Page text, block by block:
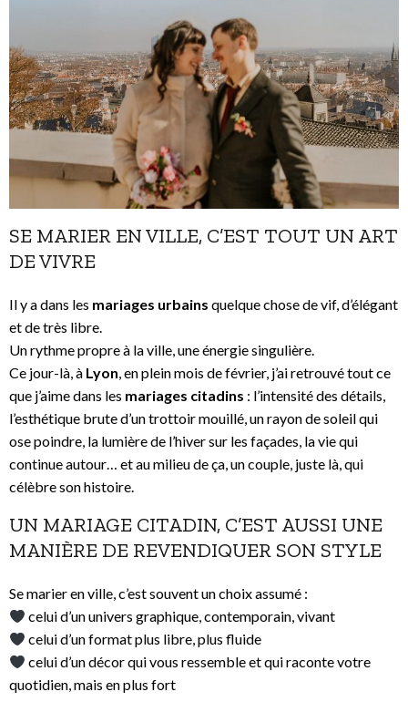
SE MARIER EN VILLE, C’EST TOUT UN ART
DE VIVRE
Il y a dans les mariages urbains quelque chose de vif, d’élégant
et de très libre.
Un rythme propre à la ville, une énergie singulière.
Ce jour-là, à Lyon, en plein mois de février, j’ai retrouvé tout ce
que j’aime dans les mariages citadins : l’intensité des détails,
l’esthétique brute d’un trottoir mouillé, un rayon de soleil qui
ose poindre, la lumière de l’hiver sur les façades, la vie qui
continue autour… et au milieu de ça, un couple, juste là, qui
célèbre son histoire.
UN MARIAGE CITADIN, C’EST AUSSI UNE
MANIÈRE DE REVENDIQUER SON STYLE
Se marier en ville, c’est souvent un choix assumé :
celui d’un univers graphique, contemporain, vivant
celui d’un format plus libre, plus fluide
celui d’un décor qui vous ressemble et qui raconte votre
quotidien, mais en plus fort